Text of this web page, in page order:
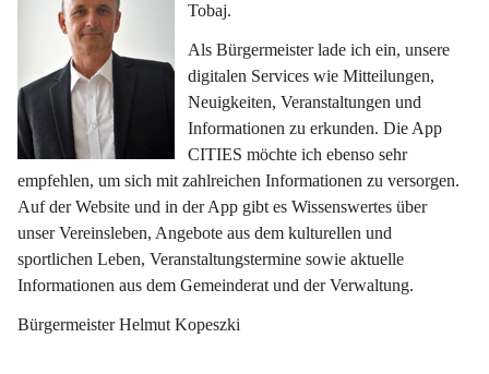
Tobaj.
Als Bürgermeister lade ich ein, unsere
digitalen Services wie Mitteilungen,
Neuigkeiten, Veranstaltungen und
Informationen zu erkunden. Die App
CITIES möchte ich ebenso sehr
empfehlen, um sich mit zahlreichen Informationen zu versorgen.
Auf der Website und in der App gibt es Wissenswertes über
unser Vereinsleben, Angebote aus dem kulturellen und
sportlichen Leben, Veranstaltungstermine sowie aktuelle
Informationen aus dem Gemeinderat und der Verwaltung.
Bürgermeister Helmut Kopeszki